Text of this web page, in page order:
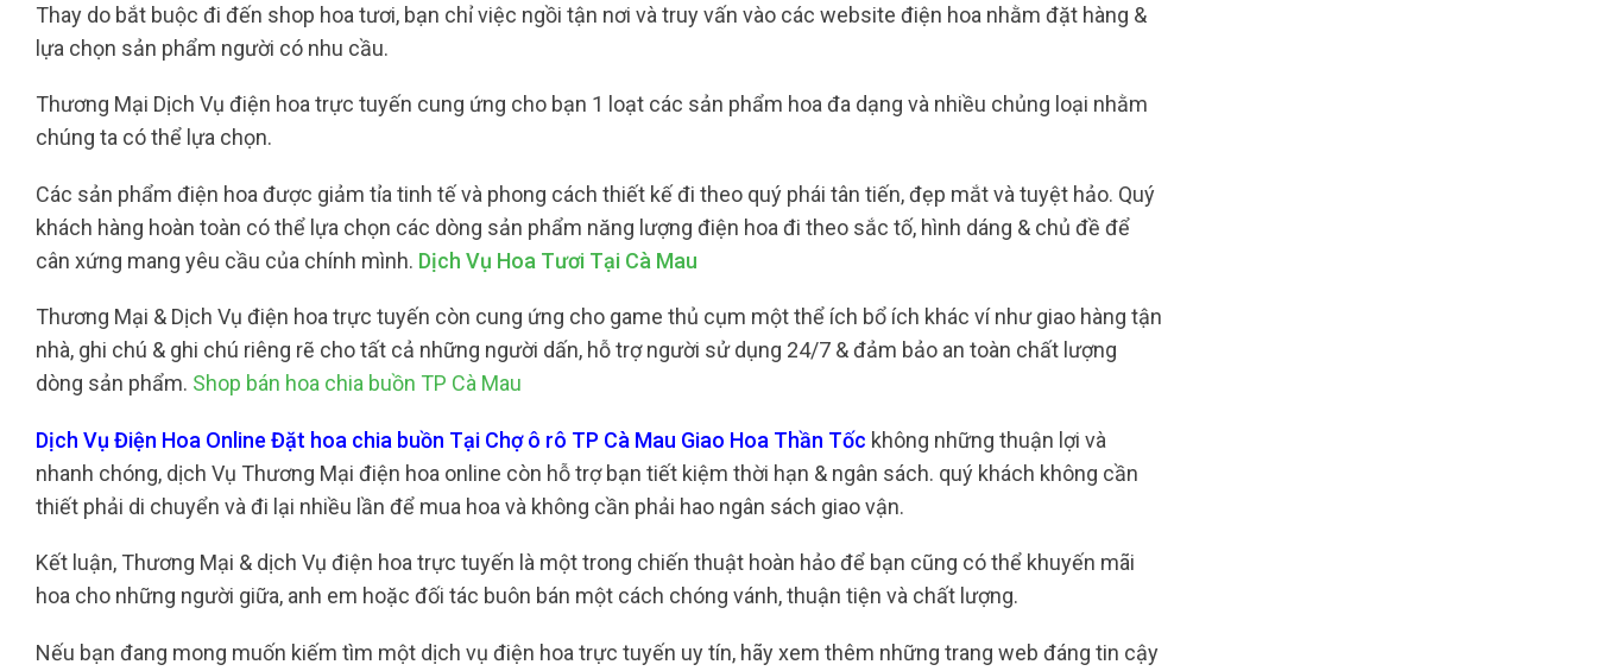
Thay do bắt buộc đi đến shop hoa tươi, bạn chỉ việc ngồi tận nơi và truy vấn vào các website điện hoa nhằm đặt hàng &
lựa chọn sản phẩm người có nhu cầu.
Thương Mại Dịch Vụ điện hoa trực tuyến cung ứng cho bạn 1 loạt các sản phẩm hoa đa dạng và nhiều chủng loại nhằm
chúng ta có thể lựa chọn.
Các sản phẩm điện hoa được giảm tỉa tinh tế và phong cách thiết kế đi theo quý phái tân tiến, đẹp mắt và tuyệt hảo. Quý
khách hàng hoàn toàn có thể lựa chọn các dòng sản phẩm năng lượng điện hoa đi theo sắc tố, hình dáng & chủ đề để
cân xứng mang yêu cầu của chính mình. Dịch Vụ Hoa Tươi Tại Cà Mau
Thương Mại & Dịch Vụ điện hoa trực tuyến còn cung ứng cho game thủ cụm một thể ích bổ ích khác ví như giao hàng tận
nhà, ghi chú & ghi chú riêng rẽ cho tất cả những người dấn, hỗ trợ người sử dụng 24/7 & đảm bảo an toàn chất lượng
dòng sản phẩm. Shop bán hoa chia buồn TP Cà Mau
Dịch Vụ Điện Hoa Online Đặt hoa chia buồn Tại Chợ ô rô TP Cà Mau Giao Hoa Thần Tốc không những thuận lợi và
nhanh chóng, dịch Vụ Thương Mại điện hoa online còn hỗ trợ bạn tiết kiệm thời hạn & ngân sách. quý khách không cần
thiết phải di chuyển và đi lại nhiều lần để mua hoa và không cần phải hao ngân sách giao vận.
Kết luận, Thương Mại & dịch Vụ điện hoa trực tuyến là một trong chiến thuật hoàn hảo để bạn cũng có thể khuyến mãi
hoa cho những người giữa, anh em hoặc đối tác buôn bán một cách chóng vánh, thuận tiện và chất lượng.
Nếu bạn đang mong muốn kiếm tìm một dịch vụ điện hoa trực tuyến uy tín, hãy xem thêm những trang web đáng tin cậy